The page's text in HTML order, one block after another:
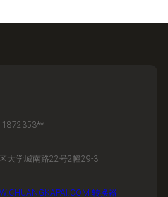
1872353**
大学城南路22号2幢29-3
转换器